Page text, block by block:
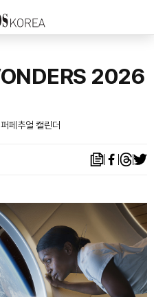
2026
페추얼 캘린더